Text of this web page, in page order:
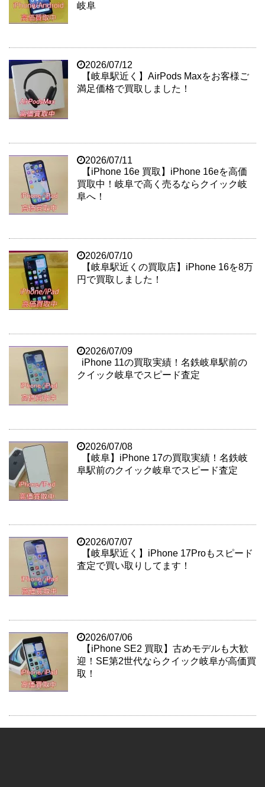
岐阜
2026/07/12
【岐阜駅近く】AirPods Maxをお客様ご
満足価格で買取しました！
2026/07/11
【iPhone 16e 買取】iPhone 16eを高価
買取中！岐阜で高く売るならクイック岐
阜へ！
2026/07/10
【岐阜駅近くの買取店】iPhone 16を8万
円で買取しました！
2026/07/09
iPhone 11の買取実績！名鉄岐阜駅前の
クイック岐阜でスピード査定
2026/07/08
【岐阜】iPhone 17の買取実績！名鉄岐
阜駅前のクイック岐阜でスピード査定
2026/07/07
【岐阜駅近く】iPhone 17Proもスピード
査定で買い取りしてます！
2026/07/06
【iPhone SE2 買取】古めモデルも大歓
迎！SE第2世代ならクイック岐阜が高価買
取！